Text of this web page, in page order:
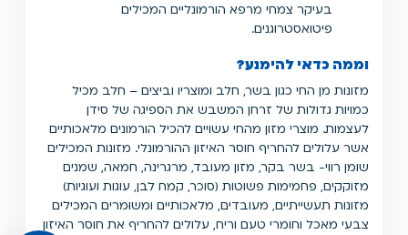
בעיקר צמחי מרפא הורמונליים המכילים
פיטואסטרוגנים.
וממה כדאי להימנע?
מזונות מן החי כגון בשר, חלב ומוצריו וביצים – חלב מכיל
כמויות גדולות של זרחן המשבש את הספיגה של סידן
לעצמות. מוצרי מזון מהחי עשויים להכיל הורמונים מלאכותיים
אשר עלולים להחריף חוסר האיזון ההורמונלי. מזונות המכילים
שומן רווי- בשר בקר, מזון מעובד, מרגרינה, חמאה, שמנים
מזוקקים, פחמימות פשוטות (סוכר, קמח לבן, עוגות ועוגיות)
מזונות תעשייתיים, מעובדים, מלאכותיים ומשוּמרים המכילים
צבעי מאכל וחומרי טעם וריח, עלולים להחריף את חוסר האיזון